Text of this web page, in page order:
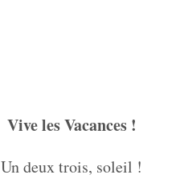
Vive les Vacances !
Un deux trois, soleil !